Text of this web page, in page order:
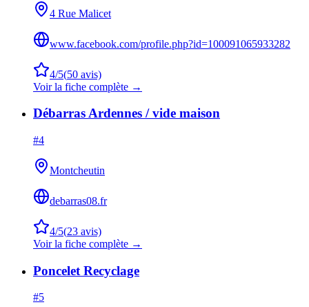
4 Rue Malicet
www.facebook.com/profile.php?id=100091065933282
4/5(50 avis)
Voir la fiche complète →
Débarras Ardennes / vide maison
#4
Montcheutin
debarras08.fr
4/5(23 avis)
Voir la fiche complète →
Poncelet Recyclage
#5